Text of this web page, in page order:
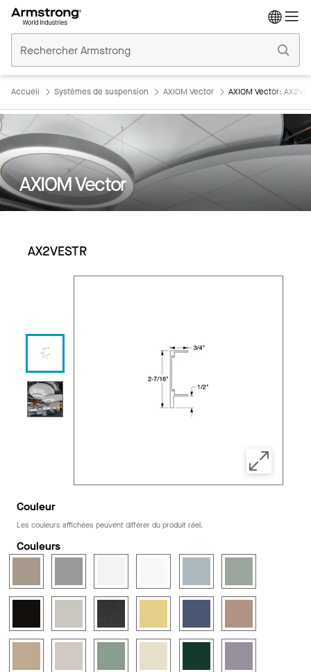
Plafonds
Commerciaux
Accueil Systèmes de suspension AXIOM Vector AXIOM Vector:
AXIOM Vector
AX2VESTR
Couleur
Les couleurs affichées peuvent différer du produit réel.
Couleurs